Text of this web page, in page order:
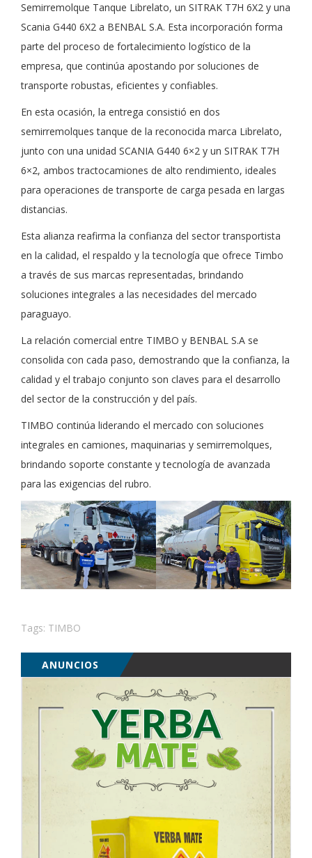
Semirremolque Tanque Librelato, un SITRAK T7H 6X2 y una
Scania G440 6X2 a BENBAL S.A. Esta incorporación forma
parte del proceso de fortalecimiento logístico de la
empresa, que continúa apostando por soluciones de
transporte robustas, eficientes y confiables.
En esta ocasión, la entrega consistió en dos
semirremolques tanque de la reconocida marca Librelato,
junto con una unidad SCANIA G440 6×2 y un SITRAK T7H
6×2, ambos tractocamiones de alto rendimiento, ideales
para operaciones de transporte de carga pesada en largas
distancias.
Esta alianza reafirma la confianza del sector transportista
en la calidad, el respaldo y la tecnología que ofrece Timbo
a través de sus marcas representadas, brindando
soluciones integrales a las necesidades del mercado
paraguayo.
La relación comercial entre TIMBO y BENBAL S.A se
consolida con cada paso, demostrando que la confianza, la
calidad y el trabajo conjunto son claves para el desarrollo
del sector de la construcción y del país.
TIMBO continúa liderando el mercado con soluciones
integrales en camiones, maquinarias y semirremolques,
brindando soporte constante y tecnología de avanzada
para las exigencias del rubro.
Tags: TIMBO
ANUNCIOS